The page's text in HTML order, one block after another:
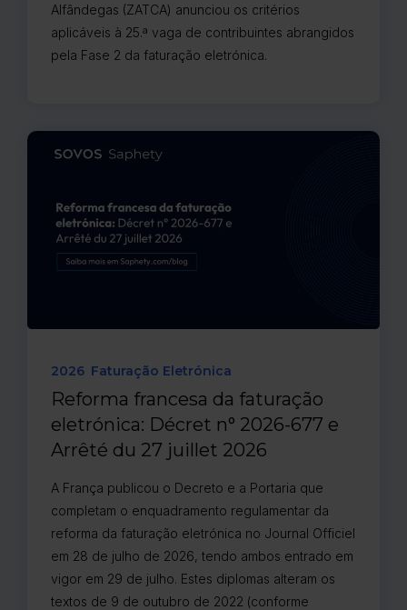
Alfândegas (ZATCA) anunciou os critérios
aplicáveis à 25.ª vaga de contribuintes abrangidos
pela Fase 2 da faturação eletrónica.
2026 Faturação Eletrónica
Reforma francesa da faturação
eletrónica: Décret n° 2026-677 e
Arrêté du 27 juillet 2026
A França publicou o Decreto e a Portaria que
completam o enquadramento regulamentar da
reforma da faturação eletrónica no Journal Officiel
em 28 de julho de 2026, tendo ambos entrado em
vigor em 29 de julho. Estes diplomas alteram os
textos de 9 de outubro de 2022 (conforme